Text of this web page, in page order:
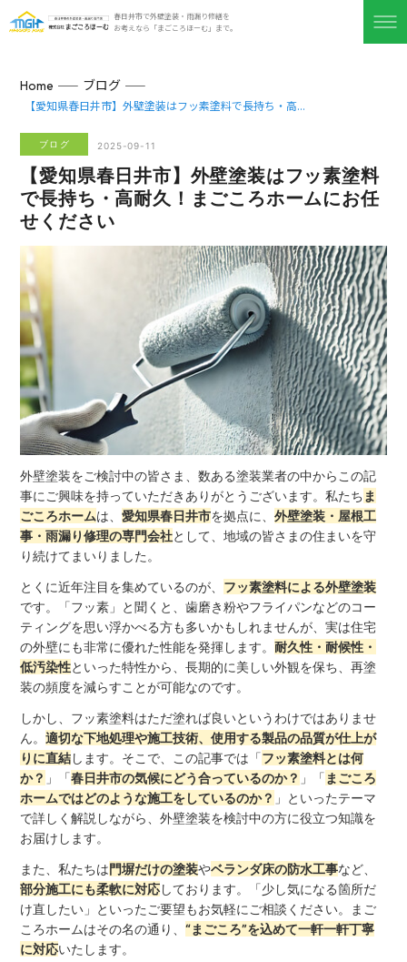
春日井市で外壁塗装・雨漏り修繕を
お考えなら「まごころほーむ」まで。
Home ブログ
【愛知県春日井市】外壁塗装はフッ素塗料で長持ち・高...
ブログ 2025-09-11
【愛知県春日井市】外壁塗装はフッ素塗料
で長持ち・高耐久！まごころホームにお任
せください
外壁塗装をご検討中の皆さま、数ある塗装業者の中からこの記
事にご興味を持っていただきありがとうございます。私たちま
ごころホームは、愛知県春日井市を拠点に、外壁塗装・屋根工
事・雨漏り修理の専門会社として、地域の皆さまの住まいを守
り続けてまいりました。
とくに近年注目を集めているのが、 フッ素塗料による外壁塗装
です。「フッ素」と聞くと、歯磨き粉やフライパンなどのコー
ティングを思い浮かべる方も多いかもしれませんが、実は住宅
の外壁にも非常に優れた性能を発揮します。耐久性・耐候性・
低汚染性といった特性から、長期的に美しい外観を保ち、再塗
装の頻度を減らすことが可能なのです。
しかし、フッ素塗料はただ塗れば良いというわけではありませ
ん。適切な下地処理や施工技術、使用する製品の品質が仕上が
りに直結します。そこで、この記事では「フッ素塗料とは何
か？ 」「春日井市の気候にどう合っているのか？ 」「まごころ
ホームではどのような施工をしているのか？ 」といったテーマ
で詳しく解説しながら、外壁塗装を検討中の方に役立つ知識を
お届けします。
また、私たちは門塀だけの塗装やベランダ床の防水工事など、
部分施工にも柔軟に対応しております。「少し気になる箇所だ
け直したい」といったご要望もお気軽にご相談ください。まご
ころホームはその名の通り、“まごころ”を込めて一軒一軒丁寧
に対応いたします。